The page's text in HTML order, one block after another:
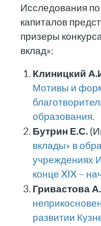
Исследования
капиталов
призеры
вклад»:
Клиницкий
Мотивы и
образования.
Бутрин Е.С.
вклады» в
учреждениях
конце XIX –
Гривастова
развитии